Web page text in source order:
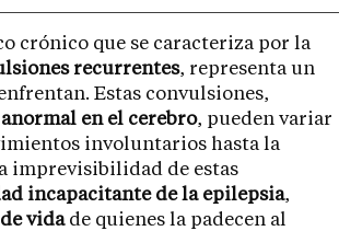
crónico que se caracteriza por la
recurrentes, representa un
Estas convulsiones,
en el cerebro, pueden variar
involuntarios hasta la
imprevisibilidad de estas
incapacitante de la epilepsia,
vidade quienes la padecen al